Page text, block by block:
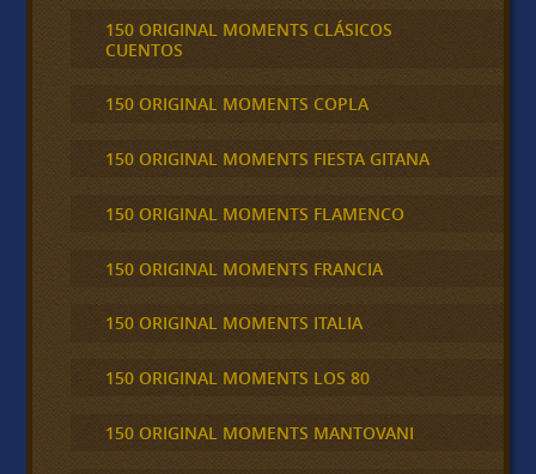
150 ORIGINAL MOMENTS CLÁSICOS
CUENTOS
150 ORIGINAL MOMENTS COPLA
150 ORIGINAL MOMENTS FIESTA GITANA
150 ORIGINAL MOMENTS FLAMENCO
150 ORIGINAL MOMENTS FRANCIA
150 ORIGINAL MOMENTS ITALIA
150 ORIGINAL MOMENTS LOS 80
150 ORIGINAL MOMENTS MANTOVANI